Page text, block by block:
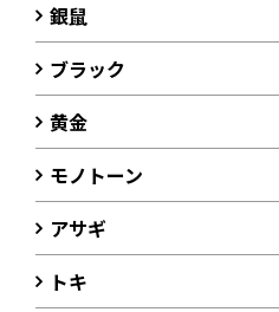
銀鼠
ブラック
黄金
モノトーン
アサギ
トキ